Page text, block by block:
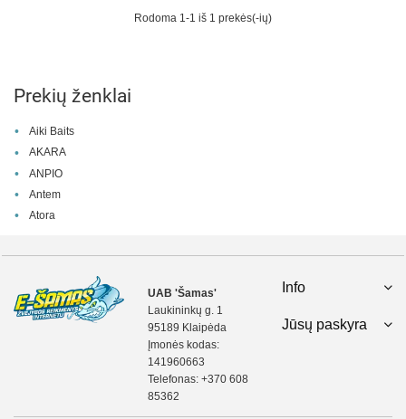
Rodoma 1-1 iš 1 prekės(-ių)
Prekių ženklai
Aiki Baits
AKARA
ANPIO
Antem
Atora
UAB 'Šamas'
Laukininkų g. 1
95189 Klaipėda
Įmonės kodas:
141960663
Telefonas: +370 608
85362
Info
Jūsų paskyra